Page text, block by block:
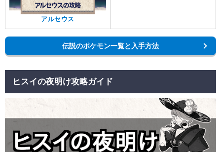
アルセウス
伝説のポケモン一覧と入手方法
ヒスイの夜明け攻略ガイド